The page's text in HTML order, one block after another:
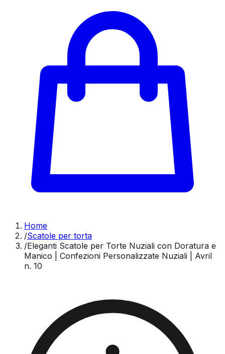
Home
/Scatole per torta
/Eleganti Scatole per Torte Nuziali con Doratura e
Manico | Confezioni Personalizzate Nuziali | Avril
n. 10